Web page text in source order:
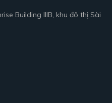
Building IIIB, khu đô thị Sài